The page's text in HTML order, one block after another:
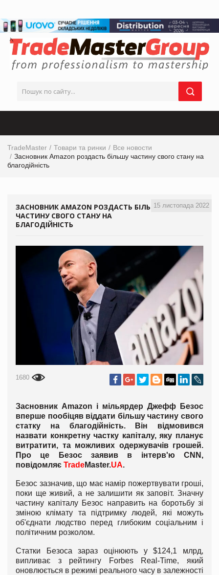
TradeMaster Товари та ринки
Все новости
Засновник Amazon роздасть більшу частину свого стану на
благодійність
15 листопада 2022
ЗАСНОВНИК AMAZON РОЗДАСТЬ БІЛЬШУ
ЧАСТИНУ СВОГО СТАНУ НА
БЛАГОДІЙНІСТЬ
1680
Засновник Amazon і мільярдер Джефф Безос
вперше пообіцяв віддати більшу частину свого
статку на благодійність. Він відмовився
назвати конкретну частку капіталу, яку планує
витратити, та можливих одержувачів грошей.
Про це Безос заявив в інтерв'ю CNN,
повідомляє TradeMaster.UA.
Безос зазначив, що має намір пожертвувати гроші,
поки ще живий, а не залишити як заповіт. Значну
частину капіталу Безос направить на боротьбу зі
зміною клімату та підтримку людей, які можуть
об'єднати людство перед глибоким соціальним і
політичним розколом.
Статки Безоса зараз оцінюють у $124,1 млрд,
випливає з рейтингу Forbes Real-Time, який
оновлюється в режимі реального часу в залежності